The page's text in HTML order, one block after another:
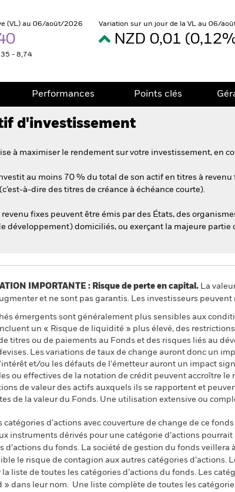
(VL) au 06/août/2026
- 8,74
Variation sur un jour de la VL au 06/
NZD 0,01
Performances Points clés
d'investissement
à maximiser le rendement sur votre investissement, en
au moins 70 % du total de son actif en titres à
à-dire des titres de créance à échéance courte).
revenu fixes peuvent être émis par des États, des
développement) domiciliés, ou exerçant la majeure partie
IMPORTANTE : Risque de perte en capital. La
et ne sont pas garantis. Les investisseurs
émergents sont généralement plus sensibles aux
un « Risque de liquidité » plus élevé, des
titres ou de paiements au Fonds et des risques liés au
Les variations de taux de change auront donc un
et/ou les défauts de l'émetteur auront un impact
ou effectives de la notation de crédit peuvent accroître
de valeur des actifs auxquels ils se rapportent et
de la valeur du Fonds. Une utilisation extensive ou
catégories d’actions avec couverture de change de ce
instruments dérivés pour une catégorie d’actions
d’actions du fonds. La société de gestion du fonds
le risque de contagion aux autres catégories
la liste de toutes les catégories d’actions du fonds. Les
» dans leur nom. Une liste complète de toutes les